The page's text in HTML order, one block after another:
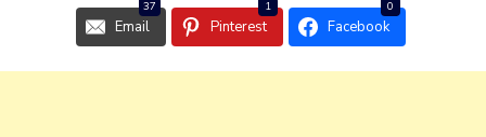
37
Email
1
Pinterest
0
Facebook